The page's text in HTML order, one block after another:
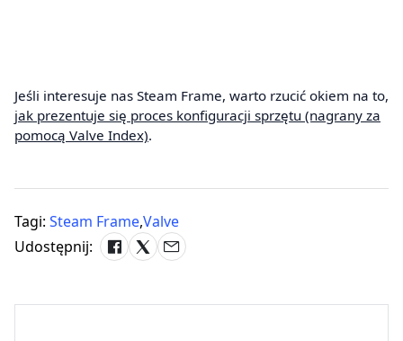
Jeśli interesuje nas Steam Frame, warto rzucić okiem na to,
jak prezentuje się proces konfiguracji sprzętu (nagrany za
pomocą Valve Index).
Tagi: Steam Frame,Valve
Udostępnij: